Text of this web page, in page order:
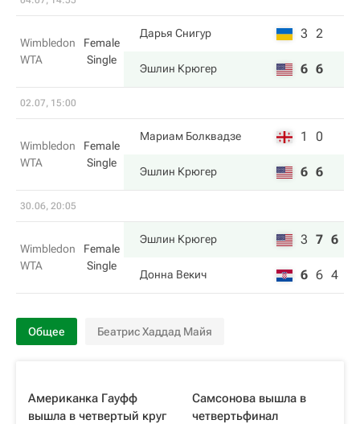
Wimbledon
WTA
Female
Single
Дарья Снигур 3 2
Эшлин Крюгер 6 6
02.07, 15:00
Wimbledon
WTA
Female
Single
Мариам Болквадзе 1 0
Эшлин Крюгер 6 6
30.06, 20:05
Wimbledon
WTA
Female
Single
Эшлин Крюгер 3 7 6
Донна Векич 6 6 4
Общее Беатрис Хаддад Майя
Американка Гауфф
вышла в четвертый круг
Самсонова вышла в
четвертьфинал